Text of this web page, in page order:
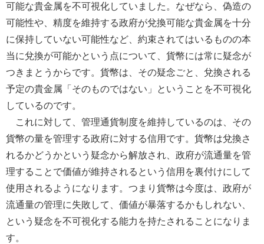
可能な貴金属を不可視化していました。なぜなら、偽造の
可能性や、精度を維持する政府が兌換可能な貴金属を十分
に保持していない可能性など、約束されてはいるものの本
当に兌換が可能かという点について、貨幣には常に疑念が
つきまとうからです。貨幣は、その疑念ごと、兌換される
予定の貴金属「そのものではない」ということを不可視化
しているのです。
これに対して、管理通貨制度を維持しているのは、その
貨幣の量を管理する政府に対する信用です。貨幣は兌換さ
れるかどうかという疑念から解放され、政府が流通量を管
理することで価値が維持されるという信用を裏付けにして
使用されるようになります。つまり貨幣は今度は、政府が
流通量の管理に失敗して、価値が暴落するかもしれない、
という疑念を不可視化する能力を持たされることになりま
す。